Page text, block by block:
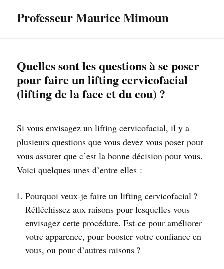
Professeur Maurice Mimoun
Quelles sont les questions à se poser
pour faire un lifting cervicofacial
(lifting de la face et du cou) ?
Si vous envisagez un lifting cervicofacial, il y a
plusieurs questions que vous devez vous poser pour
vous assurer que c’est la bonne décision pour vous.
Voici quelques-unes d’entre elles :
Pourquoi veux-je faire un lifting cervicofacial ?
Réfléchissez aux raisons pour lesquelles vous
envisagez cette procédure. Est-ce pour améliorer
votre apparence, pour booster votre confiance en
vous, ou pour d’autres raisons ?